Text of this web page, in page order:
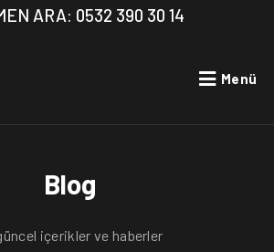
ARA: 0532 390 30 14
Menü
Blog
içerikler ve haberler